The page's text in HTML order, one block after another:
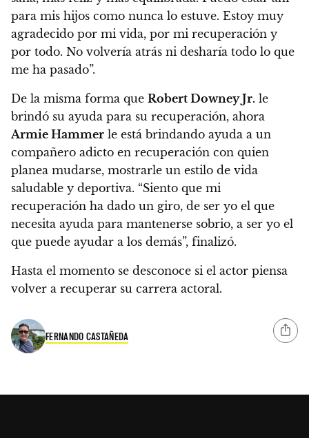
para mis hijos como nunca lo estuve. Estoy muy
agradecido por mi vida, por mi recuperación y
por todo. No volvería atrás ni desharía todo lo que
me ha pasado”.
De la misma forma que Robert Downey Jr. le
brindó su ayuda para su recuperación, ahora
Armie Hammer le está brindando ayuda a un
compañero adicto en recuperación con quien
planea mudarse, mostrarle un estilo de vida
saludable y deportiva. “Siento que mi
recuperación ha dado un giro, de ser yo el que
necesita ayuda para mantenerse sobrio, a ser yo el
que puede ayudar a los demás”, finalizó.
Hasta el momento se desconoce si el actor piensa
volver a recuperar su carrera actoral.
FERNANDO CASTAÑEDA